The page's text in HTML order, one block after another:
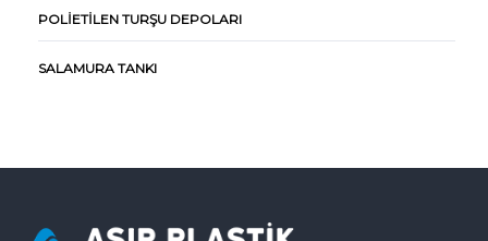
POLIETILEN TURŞU DEPOLARI
SALAMURA TANKI